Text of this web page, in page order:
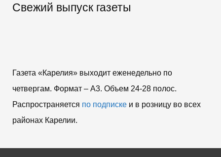
Свежий выпуск газеты
Газета «Карелия» выходит еженедельно по
четвергам. Формат – A3. Объем 24-28 полос.
Распространяется по подпискеи в розницу во всех
районах Карелии.